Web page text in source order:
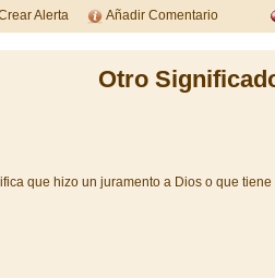
Alerta Añadir Comentario
Otro
que hizo un juramento a Dios o que